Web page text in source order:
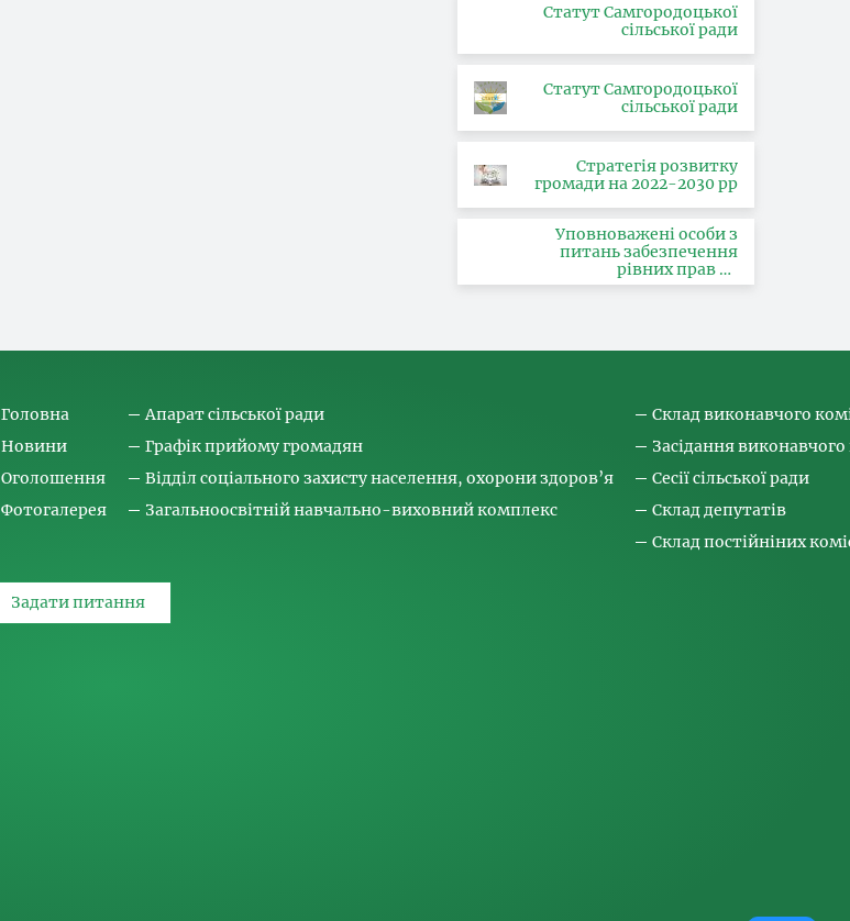
Статут Самгородоцької
сільської ради
Статут Самгородоцької
сільської ради
Стратегія розвитку
громади на 2022-2030 рр
Уповноважені особи з
питань забезпечення
рівних прав та
можливостей жінок і
здійснення заходів,
людьми та координатора
Головна
Новини
Оголошення
Фотогалерея
Апарат сільської ради
Графік прийому громадян
Відділ соціального захисту населення, охорони здоров’я
Загальноосвітній навчально-виховний комплекс
Склад виконавчого
Засідання
Сесії сільської ради
Склад депутатів
Склад постійніних
Задати питання